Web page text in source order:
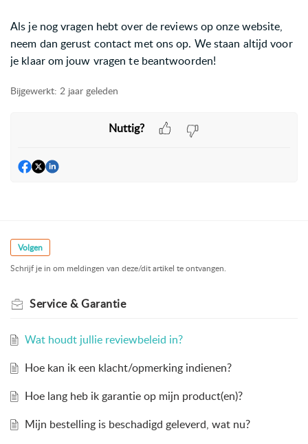
Als je nog vragen hebt over de reviews op onze website,
neem dan gerust contact met ons op. We staan altijd voor
je klaar om jouw vragen te beantwoorden!
Bijgewerkt: 2 jaar geleden
Nuttig?
Volgen
Schrijf je in om meldingen van deze/dit artikel te ontvangen.
Service & Garantie
Wat houdt jullie reviewbeleid in?
Hoe kan ik een klacht/opmerking indienen?
Hoe lang heb ik garantie op mijn product(en)?
Mijn bestelling is beschadigd geleverd, wat nu?